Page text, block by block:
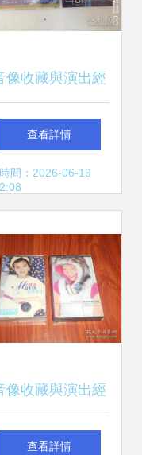
像收藏與演出經
一個多元文化的
交匯點
查看詳情
間：2026-06-19
像收藏與演出經
一個交織著情懷
查看詳情